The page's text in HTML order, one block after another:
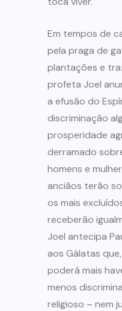
Em tempos de
pela praga de
plantações e
profeta Joel
a efusão do
discriminação
prosperidade
derramado
homens e
anciãos terão
os mais
receberão
Joel antecipa
aos Gálatas
poderá mais
menos
religioso – nem